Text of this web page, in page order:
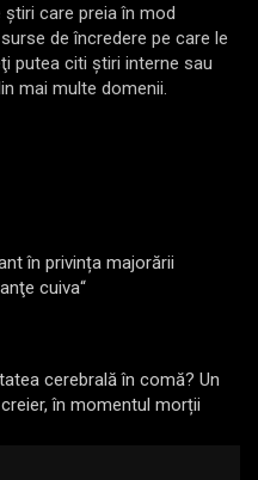
care preia în mod
de încredere pe care le
putea citi ştiri interne sau
mai multe domenii.
în privința majorării
cuiva“
cerebrală în comă? Un
în momentul morții